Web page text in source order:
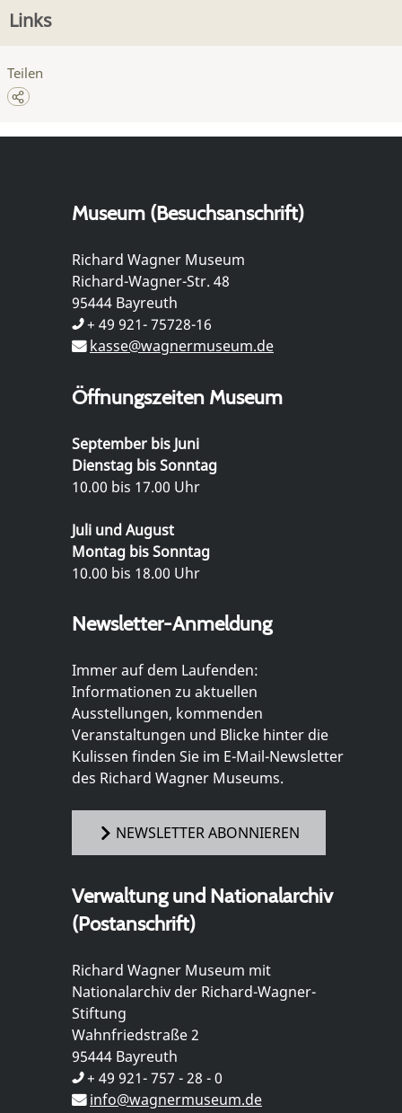
Links
Teilen
Museum (Besuchsanschrift)
Richard Wagner Museum
Richard-Wagner-Str. 48
95444 Bayreuth
+ 49 921- 75728-16
kasse@wagnermuseum.de
Öffnungszeiten Museum
September bis Juni
Dienstag bis Sonntag
10.00 bis 17.00 Uhr
Juli und August
Montag bis Sonntag
10.00 bis 18.00 Uhr
Newsletter-Anmeldung
Immer auf dem Laufenden:
Informationen zu aktuellen
Ausstellungen, kommenden
Veranstaltungen und Blicke hinter die
Kulissen finden Sie im E-Mail-Newsletter
des Richard Wagner Museums.
NEWSLETTER ABONNIEREN
Verwaltung und Nationalarchiv
(Postanschrift)
Richard Wagner Museum mit
Nationalarchiv der Richard-Wagner-
Stiftung
Wahnfriedstraße 2
95444 Bayreuth
+ 49 921- 757 - 28 - 0
info@wagnermuseum.de